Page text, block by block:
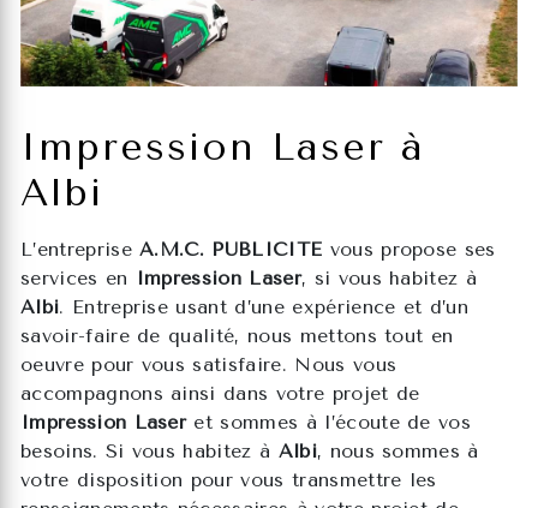
Impression Laser à
Albi
L’entrepriseA.M.C. PUBLICITE vous propose ses
services en Impression Laser, si vous habitez à
Albi. Entreprise usant d’une expérience et d’un
savoir-faire de qualité, nous mettons tout en
oeuvre pour vous satisfaire. Nous vous
accompagnons ainsi dans votre projet de
Impression Laseret sommes à l’écoute de vos
besoins. Si vous habitez à Albi, nous sommes à
votre disposition pour vous transmettre les